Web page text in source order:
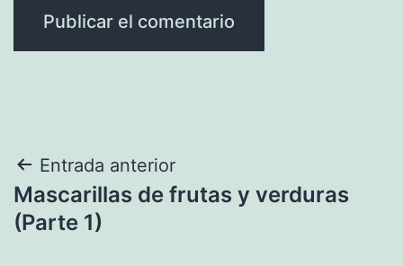
Navegación
de
Entrada anterior
Mascarillas de frutas y verduras
(Parte 1)